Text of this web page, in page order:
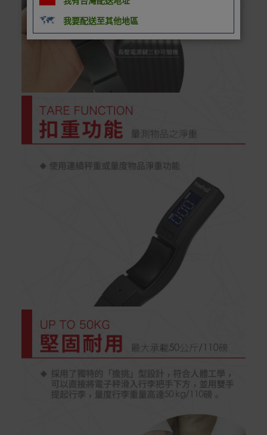
別
信用卡分期付款：限指定商品使用，滿1千享3期0利
率/滿1萬享3期0利率/滿3萬享12期0利率
銀行帳戶轉帳：使用一次性虛擬帳戶
LINEPAY(含iPASS MONEY)
Apple Pay：須使用行動裝置
Samsung Wallet (原Samsung Pay)：須使用行動裝
置
我要配送至其他地區